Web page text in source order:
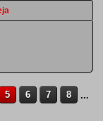
5 6 7 8
...